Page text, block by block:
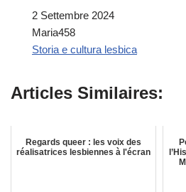
Data2 Settembre 2024
AutoreMaria458
In relazione a
Storia e cultura lesbica
Articles Similaires:
Regards queer : les voix des
réalisatrices lesbiennes à l'écran